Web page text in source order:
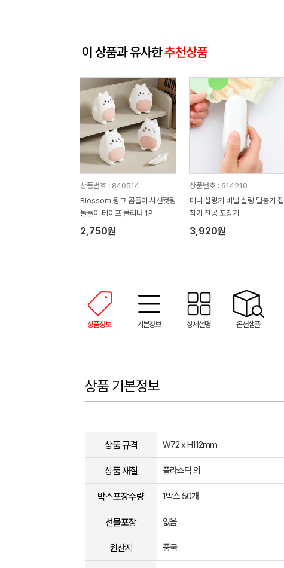
이 상품과 유사한추천상품
상품번호 : 840514
Blossom 윙크 곰돌이 사선컷팅
돌돌이 테이프 클리너 1P
2,750원
상품번호 : 614210
미니 실링기 비닐 실링 밀봉기 접
착기 진공 포장기
3,920원
상품정보 기본정보 상세설명 옵션샘플
상품 기본정보
상품 규격 W72 x H112mm
상품 재질 플라스틱 외
박스포장수량 1박스 50개
선물포장 없음
원산지 중국